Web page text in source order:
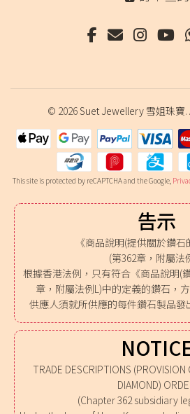
© 2026Suet Jewellery 雪姐珠寶
This site is protected by reCAPTCHA and the Google,
告示
《商品說明(提供關於鑽石
(第362章，附屬法
根據香港法例，只有符合《商品說明(
章，附屬法例L)中的定義的鑽石，
供應人須就所供應的每件鑽石製品發
TRADE DESCRIPTIONS (PROVISION
DIAMOND)
(Chapter 362 subsidiary